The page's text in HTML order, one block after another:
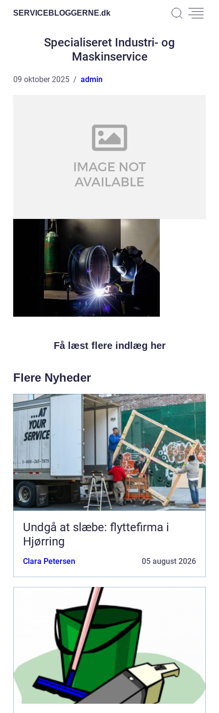
SERVICEBLOGGERNE.dk
Specialiseret Industri- og
Maskinservice
09 oktober 2025 admin
Få læst flere indlæg her
Flere Nyheder
Undgå at slæbe: flyttefirma i
Hjørring
Clara Petersen 05 august 2026